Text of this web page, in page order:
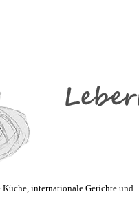
internationale Gerichte und